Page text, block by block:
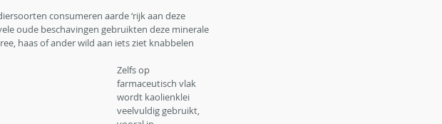
consumeren aarde ‘rijk aan deze
oude beschavingen gebruikten deze minerale
haas of ander wild aan iets ziet knabbelen
Zelfs op
farmaceutisch vlak
wordt kaolienklei
veelvuldig gebruikt,